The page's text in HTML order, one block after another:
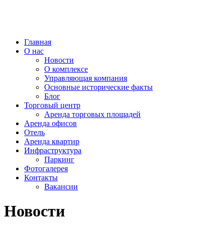
Главная
О нас
Новости
О комплексе
Управляющая компания
Основные исторические факты
Блог
Торговый центр
Аренда торговых площадей
Аренда офисов
Отель
Аренда квартир
Инфраструктура
Паркинг
Фотогалерея
Контакты
Вакансии
Новости